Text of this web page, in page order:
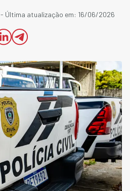
- Última atualização em: 16/06/2026